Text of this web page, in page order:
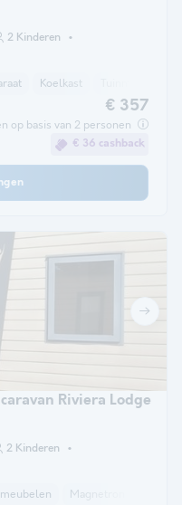
2 Kinderen
Koelkast
€ 357
op basis van 2 personen
€ 36 cashback
Riviera Lodge
2 Kinderen
Magnetron